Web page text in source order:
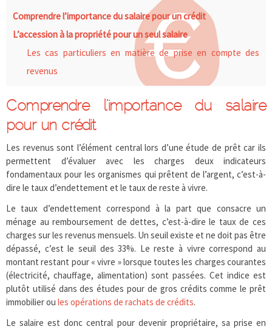
Comprendre l’importance du salaire pour un crédit
L’accession à la propriété pour un seul salaire
Les cas particuliers en matière de prise en compte des
revenus
Comprendre l’importance du salaire
pour un crédit
Les revenus sont l’élément central lors d’une étude de prêt car ils
permettent d’évaluer avec les charges deux indicateurs
fondamentaux pour les organismes qui prêtent de l’argent, c’est-à-
dire le taux d’endettement et le taux de reste à vivre.
Le taux d’endettement correspond à la part que consacre un
ménage au remboursement de dettes, c’est-à-dire le taux de ces
charges sur les revenus mensuels. Un seuil existe et ne doit pas être
dépassé, c’est le seuil des 33%. Le reste à vivre correspond au
montant restant pour « vivre » lorsque toutes les charges courantes
(électricité, chauffage, alimentation) sont passées. Cet indice est
plutôt utilisé dans des études pour de gros crédits comme le prêt
immobilier ou les opérations de rachats de crédits.
Le salaire est donc central pour devenir propriétaire, sa prise en